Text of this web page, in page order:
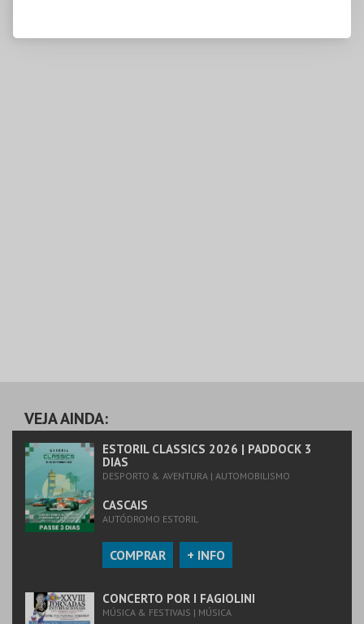
VEJA AINDA:
ESTORIL CLASSICS 2026 | PADDOCK 3
DIAS
DESPORTO & AVENTURA | AUTOMOBILISMO
CASCAIS
AUTÓDROMO ESTORIL
COMPRAR + INFO
CONCERTO POR I FAGIOLINI
MÚSICA & FESTIVAIS | MÚSICA